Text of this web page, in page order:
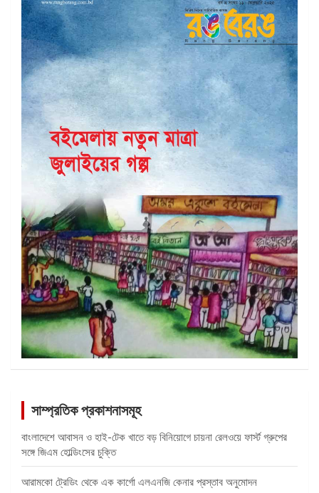
সাম্প্রতিক প্রকাশনাসমূহ
বাংলাদেশে আবাসন ও হাই-টেক খাতে বড় বিনিয়োগে চায়না রেলওয়ে ফার্স্ট গ্রুপের
সঙ্গে জিএম হোল্ডিংসের চুক্তি
আরামকো ট্রেডিং থেকে এক কার্গো এলএনজি কেনার প্রস্তাব অনুমোদন